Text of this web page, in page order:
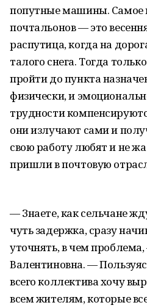
попутные машины. Самое
почтальонов — это
распутица, когда на
талого снега. Тогда
пройти до пункта
физически, и
трудности
они излучают сами и
свою работу любят и не
пришли в почтовую
— Знаете, как сельчане
чуть задержка, сразу
уточнять, в чем
Валентиновна. —
всего коллектива хочу
всем жителям, которые